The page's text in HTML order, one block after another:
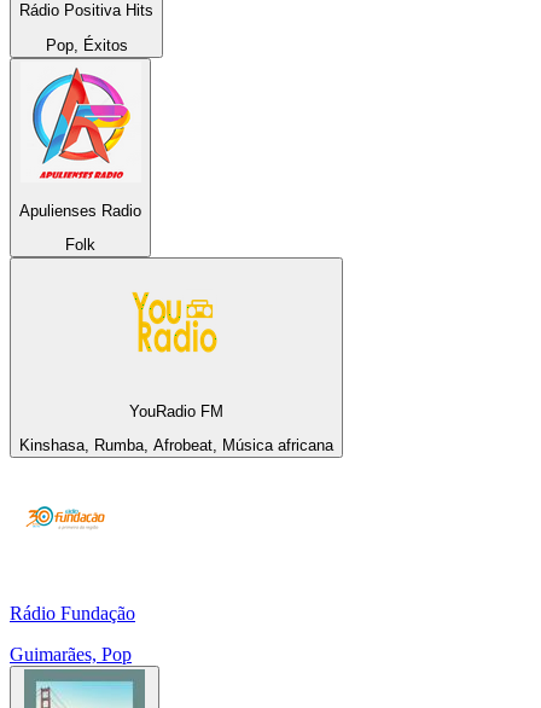
Rádio Positiva Hits
Pop, Éxitos
Apulienses Radio
Folk
YouRadio FM
Kinshasa, Rumba, Afrobeat, Música africana
Rádio Fundação
Guimarães, Pop